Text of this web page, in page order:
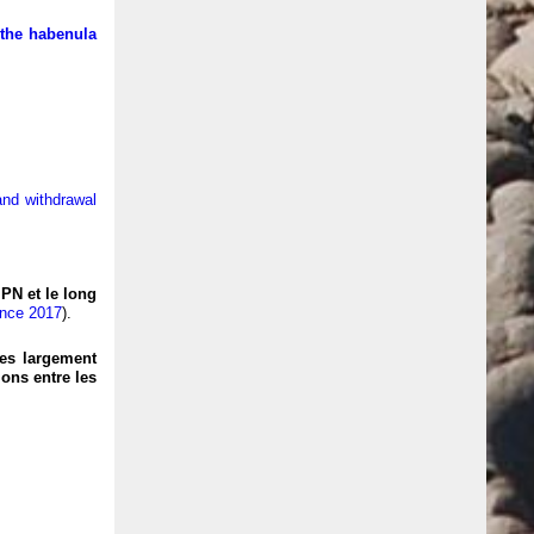
habenula
withdrawal
et le long
2017).
largement
entre les